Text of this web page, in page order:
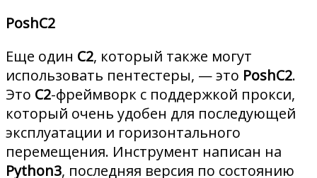
PoshC2
Еще один C2, который также могут
использовать пентестеры, — это PoshC2.
Это C2-фреймворк с поддержкой прокси,
который очень удобен для последующей
эксплуатации и горизонтального
перемещения. Инструмент написан на
Python3, последняя версия по состоянию